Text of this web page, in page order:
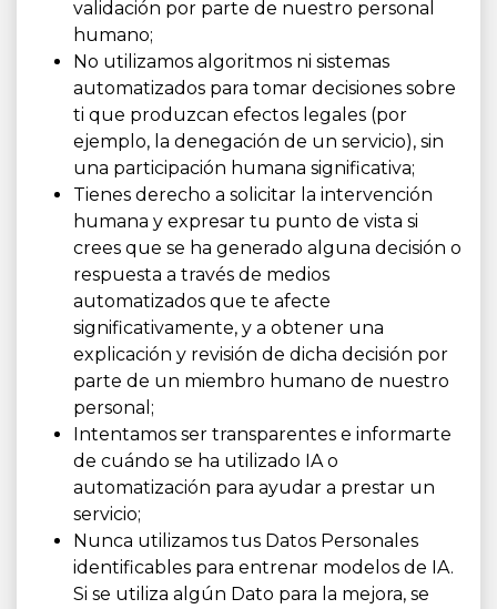
validación por parte de nuestro personal
humano;
No utilizamos algoritmos ni sistemas
automatizados para tomar decisiones sobre
ti que produzcan efectos legales (por
ejemplo, la denegación de un servicio), sin
una participación humana significativa;
Tienes derecho a solicitar la intervención
humana y expresar tu punto de vista si
crees que se ha generado alguna decisión o
respuesta a través de medios
automatizados que te afecte
significativamente, y a obtener una
explicación y revisión de dicha decisión por
parte de un miembro humano de nuestro
personal;
Intentamos ser transparentes e informarte
de cuándo se ha utilizado IA o
automatización para ayudar a prestar un
servicio;
Nunca utilizamos tus Datos Personales
identificables para entrenar modelos de IA.
Si se utiliza algún Dato para la mejora, se